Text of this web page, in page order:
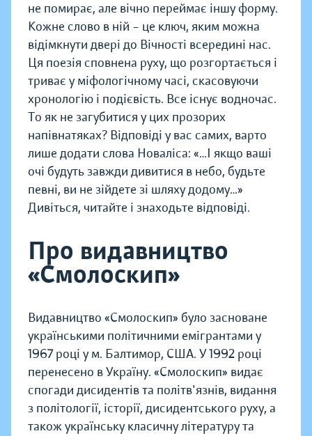
не помирає, але вічно переймає іншу форму.
Кожне слово в ній – це ключ, яким можна
відімкнути двері до Вічності всередині нас.
Ця поезія сповнена руху, що розгортається і
триває у міфологічному часі, скасовуючи
хронологію і подієвість. Все існує водночас.
То як не загубитися у цих прозорих
напівнатяках? Відповіді у вас самих, варто
лише додати слова Новаліса: «…І якщо ваші
очі будуть завжди дивитися в небо, будьте
певні, ви не зійдете зі шляху додому…»
Дивіться, читайте і знаходьте відповіді.
Про видавництво
«Смолоскип»
Видавництво «Смолоскип» було засноване
українськими політичними емігрантами у
1967 році у м. Балтимор, США. У 1992 році
перенесено в Україну. «Смолоскип» видає
спогади дисидентів та політв'язнів, видання
з політології, історії, дисидентського руху, а
також українську класичну літературу та